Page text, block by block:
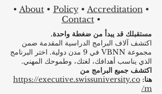
• About• Policy• Accreditation•
Contact•
مستقبلك قد يبدأ من ضغطة واحدة.
اكتشف آلاف البرامج الدراسية المقدمة ضمن
مجموعة VBNN في 9 مدن دولية. اختر البرنامج
الذي يناسب أهدافك، لغتك، وطموحك المهني.
اكتشف جميع البرامج من
هنا: https://executive.swissuniversity.co
m/